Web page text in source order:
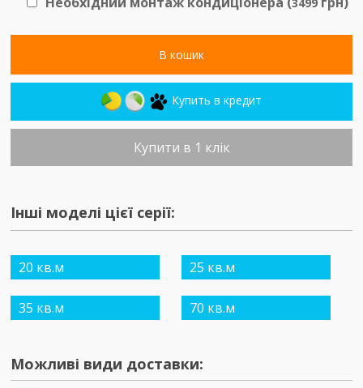
В кошик
Купить в кредит
Купити в 1 клік
Інші моделі цієї серії:
20 кв.м 25 кв.м
35 кв.м 70 кв.м
Можливі види доставки: